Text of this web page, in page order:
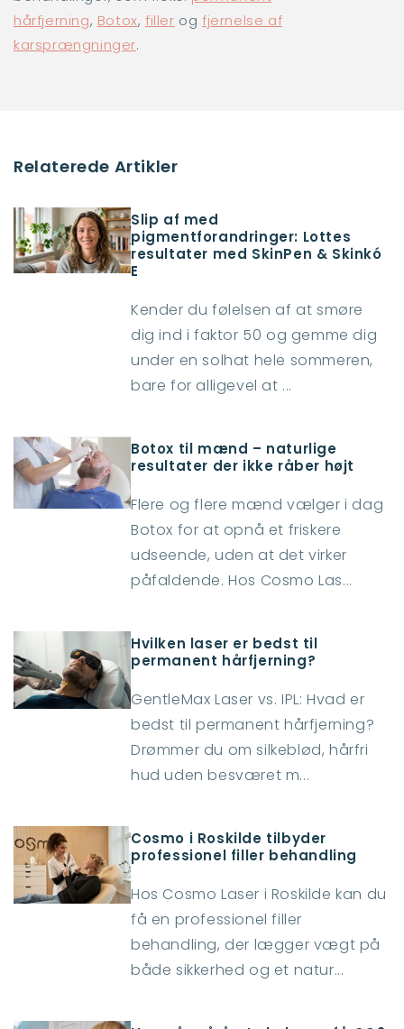
hårfjerning, Botox,filler ogfjernelse af
karsprængninger.
Relaterede Artikler
Slip af med
pigmentforandringer: Lottes
resultater med SkinPen & Skinkó
E
Kender du følelsen af at smøre
dig ind i faktor 50 og gemme dig
under en solhat hele sommeren,
bare for alligevel at ...
Botox til mænd – naturlige
resultater der ikke råber højt
Flere og flere mænd vælger i dag
Botox for at opnå et friskere
udseende, uden at det virker
påfaldende. Hos Cosmo Las...
Hvilken laser er bedst til
permanent hårfjerning?
GentleMax Laser vs. IPL: Hvad er
bedst til permanent hårfjerning?
Drømmer du om silkeblød, hårfri
hud uden besværet m...
Cosmo i Roskilde tilbyder
professionel filler behandling
Hos Cosmo Laser i Roskilde kan du
få en professionel filler
behandling, der lægger vægt på
både sikkerhed og et natur...